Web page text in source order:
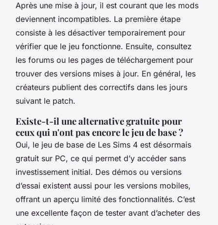
Après une mise à jour, il est courant que les mods
deviennent incompatibles. La première étape
consiste à les désactiver temporairement pour
vérifier que le jeu fonctionne. Ensuite, consultez
les forums ou les pages de téléchargement pour
trouver des versions mises à jour. En général, les
créateurs publient des correctifs dans les jours
suivant le patch.
Existe-t-il une alternative gratuite pour
ceux qui n'ont pas encore le jeu de base ?
Oui, le jeu de base de Les Sims 4 est désormais
gratuit sur PC, ce qui permet d’y accéder sans
investissement initial. Des démos ou versions
d’essai existent aussi pour les versions mobiles,
offrant un aperçu limité des fonctionnalités. C’est
une excellente façon de tester avant d’acheter des